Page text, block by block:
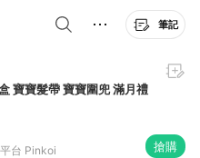
筆記
寶寶髮帶 寶寶圍兜 滿月禮
台 Pinkoi 搶購